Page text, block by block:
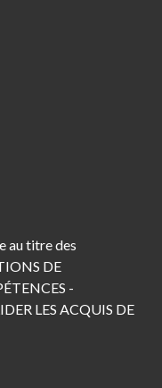
au titre des
DE
-
LES ACQUIS DE